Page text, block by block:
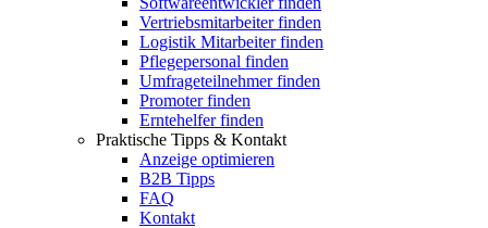
Vertriebsmitarbeiter finden
Logistik Mitarbeiter finden
Pflegepersonal finden
Umfrageteilnehmer finden
Promoter finden
Erntehelfer finden
Praktische Tipps & Kontakt
Anzeige optimieren
B2B Tipps
FAQ
Kontakt